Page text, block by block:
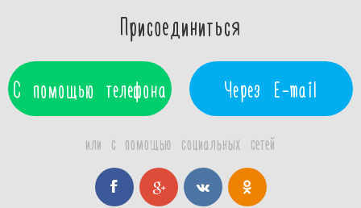
Присоединиться
С помощью телефона Через E-mail
или с помощью социальных сетей